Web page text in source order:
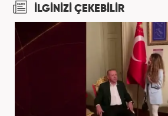
İLGİNİZİ ÇEKEBİLİR